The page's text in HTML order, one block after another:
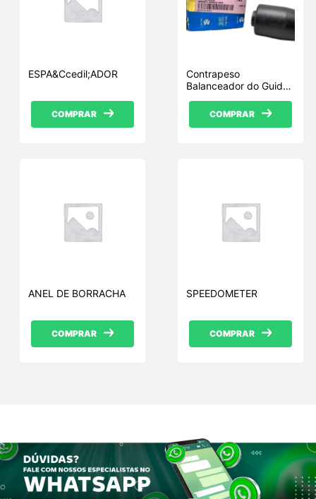
ESPA&Ccedil;ADOR
COMPRAR
Contrapeso
Balanceador do Guidão
COMPRAR
ANEL DE BORRACHA
COMPRAR
SPEEDOMETER
COMPRAR